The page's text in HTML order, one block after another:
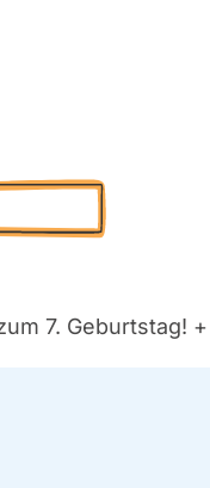
7. Geburts­tag!